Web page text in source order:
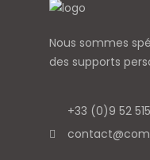
Nous sommes
des supports
+33 (0)9 52